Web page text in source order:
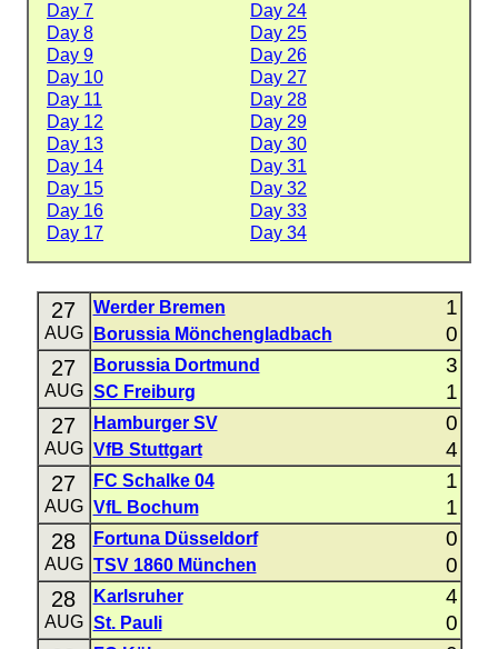
Day 7
Day 24
Day 8
Day 25
Day 9
Day 26
Day 10
Day 27
Day 11
Day 28
Day 12
Day 29
Day 13
Day 30
Day 14
Day 31
Day 15
Day 32
Day 16
Day 33
Day 17
Day 34
27
AUG
Werder Bremen 1
Borussia Mönchengladbach 0
27
AUG
Borussia Dortmund 3
SC Freiburg 1
27
AUG
Hamburger SV 0
VfB Stuttgart 4
27
AUG
FC Schalke 04 1
VfL Bochum 1
28
AUG
Fortuna Düsseldorf 0
TSV 1860 München 0
28
AUG
Karlsruher 4
St. Pauli 0